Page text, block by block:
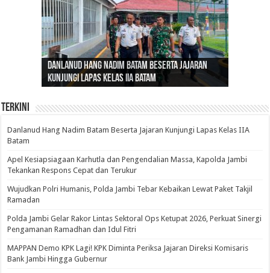
Danlanud Hang Nadim Batam Beserta Jajaran
Kunjungi Lapas Kelas IIA Batam
Silaturahmi dan Reses Komite I DPD RI di Polda
Jambi Bahas Sinergitas Penanganan Narkotika
Gubernur Al Haris: Lomba Cerdas Cermat Sarana
Edukasi Pembentukan Karakter Generasi
Penerus
Gubernur Al Haris Dorong Koperasi Merah Putih
Cepat Beroperasi Agar Bisa Layani Masyarakat
Penuhi Kebutuhannya
Sosok Fenomenal yang Menggetarkan
Nusantara: Ratu Wangsa, Wanita Berkelas
dengan Pengaruh Internasional
Terkini
Danlanud Hang Nadim Batam Beserta Jajaran Kunjungi Lapas Kelas IIA
Batam
Apel Kesiapsiagaan Karhutla dan Pengendalian Massa, Kapolda Jambi
Tekankan Respons Cepat dan Terukur
Wujudkan Polri Humanis, Polda Jambi Tebar Kebaikan Lewat Paket Takjil
Ramadan
Polda Jambi Gelar Rakor Lintas Sektoral Ops Ketupat 2026, Perkuat Sinergi
Pengamanan Ramadhan dan Idul Fitri
‎MAPPAN Demo KPK Lagi! KPK Diminta Periksa Jajaran Direksi Komisaris
Bank Jambi Hingga Gubernur ‎